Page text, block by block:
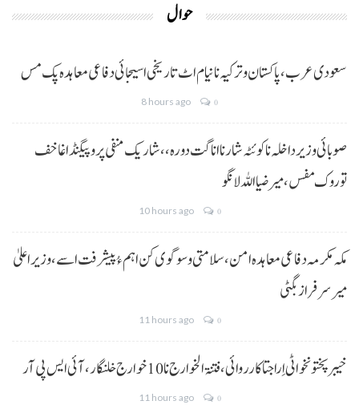
حوال
سعودی عرب، پاکستان و ترکیہ نا نیام اٹ تاریخی اسیجائی دفاعی معاہدہ پک مس
8 hours ago 0
صوبائی وزیر داخلہ نا کوئٹہ شار نا اناگت دورہ،، شاریک منفی پروپیگنڈا غا خف
توروک مفس، میر ضیا اللہ لانگو
10 hours ago 0
مکہ مکرمہ دفاعی معاہدہ امن، سلامتی و سوگوی کن اہم ءُ پیشرفت اسے،وزیراعلیٰ
میر سرفراز بگٹی
11 hours ago 0
خیبر پختونخوا ٹی اِرا جتا کارروائی، فتنۃ الخوارج نا 10خوارج خلنگار،آئی ایس پی آر
11 hours ago 0